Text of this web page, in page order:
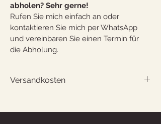
abholen? Sehr gerne!
Rufen Sie mich einfach an oder
kontaktieren Sie mich per WhatsApp
und vereinbaren Sie einen Termin für
die Abholung.
Versandkosten